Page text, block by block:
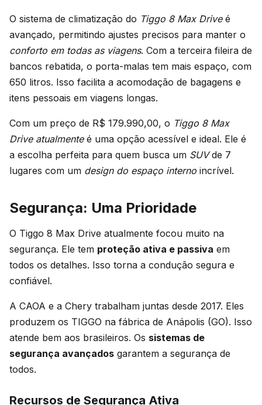
O sistema de climatização do Tiggo 8 Max Driveé
avançado, permitindo ajustes precisos para manter o
conforto em todas as viagens. Com a terceira fileira de
bancos rebatida, o porta-malas tem mais espaço, com
650 litros. Isso facilita a acomodação de bagagens e
itens pessoais em viagens longas.
Com um preço de R$ 179.990,00, o Tiggo 8 Max
Drive atualmenteé uma opção acessível e ideal. Ele é
a escolha perfeita para quem busca um SUVde 7
lugares com um design do espaço interno incrível.
Segurança: Uma Prioridade
O Tiggo 8 Max Drive atualmente focou muito na
segurança. Ele tem proteção ativa e passiva em
todos os detalhes. Isso torna a condução segura e
confiável.
A CAOA e a Chery trabalham juntas desde 2017. Eles
produzem os TIGGO na fábrica de Anápolis (GO). Isso
atende bem aos brasileiros. Os sistemas de
segurança avançados garantem a segurança de
todos.
Recursos de Segurança Ativa